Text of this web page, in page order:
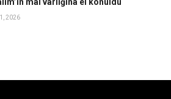
2026